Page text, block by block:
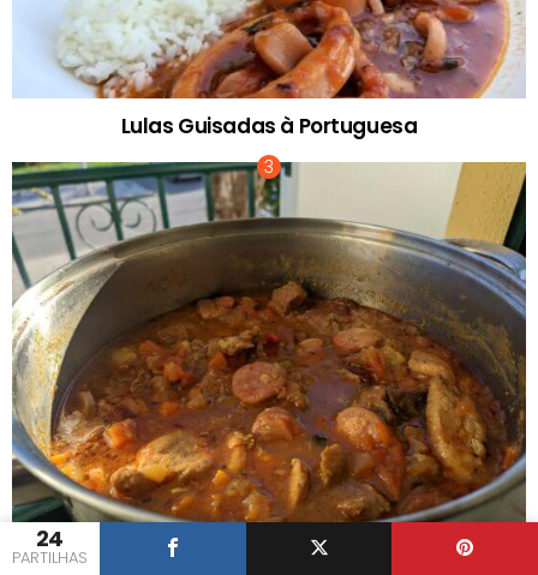
24
PARTILHAS
Lulas Guisadas à Portuguesa